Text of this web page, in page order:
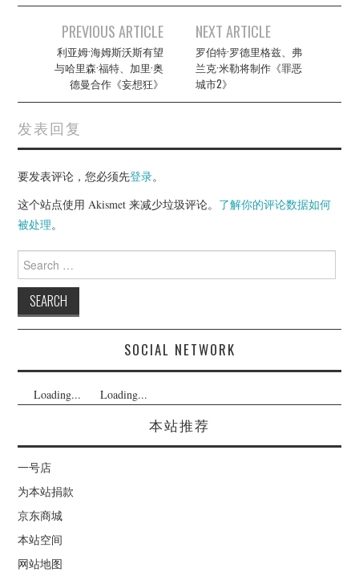
navigation
PREVIOUS ARTICLE
利亚姆·海姆斯沃斯有望
与哈里森·福特、加里·奥
德曼合作《妄想狂》
NEXT ARTICLE
罗伯特·罗德里格兹、弗
兰克·米勒将制作《罪恶
城市2》
发表回复
要发表评论，您必须先登录。
这个站点使用 Akismet 来减少垃圾评论。 了解你的评论数据如何
被处理。
Search
for:
SOCIAL NETWORK
Loading... Loading...
本站推荐
一号店
为本站捐款
京东商城
本站空间
网站地图